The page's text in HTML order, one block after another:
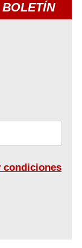
BOLETÍN
condiciones